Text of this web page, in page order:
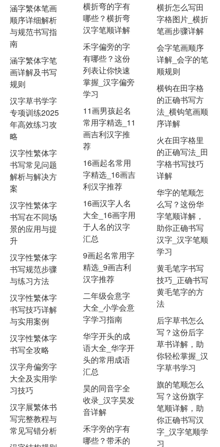
涵字繁体笔画
顺序详细解析
与规范书写指
南
涵字繁体字笔
画详解及书写
规则
汉字草书学字
专项训练2025
年高效练习攻
略
汉字性繁体字
书写常见问题
解析与解决方
案
汉字性繁体字
书写在不同场
景的应用与提
升
汉字性繁体字
书写规范步骤
与练习方法
汉字性繁体字
书写技巧详解
与实用案例
汉字性繁体字
书写全攻略
汉字舟偏旁字
大全及实用学
习技巧
汉字展繁体书
写完整教程与
常见写错分析
横折弯的字有
哪些？横折弯
汉字笔顺详解
禾字偏旁的字
有哪些？这份
列表让你快速
掌握_汉字偏旁
学习
11画男孩起名
常用字精选_11
画吉利汉字推
荐
16画起名常用
字精选_16画吉
利汉字推荐
16画汉字人名
大全_16画字用
于人名的汉字
汇总
9画起名常用字
精选_9画吉利
汉字推荐
二年级会意字
大全_小学会意
字学习指南
华字开头的成
语大全_华字开
头的常用成语
汇总
昊的同音字全
收录_汉字昊发
音详解
禾字旁的字有
哪些？带禾的
横折怎么写田
字格图片_横折
笔画步骤详解
会字笔画顺序
详解_会字的笔
顺规则
横钩在田字格
的正确书写方
法_横钩笔画顺
序详解
火在田字格里
的正确写法_田
字格书写技巧
详解
华字的笔顺怎
么写？这份华
字笔顺详解，
助你正确书写
汉字_汉字笔顺
学习
黄毛笔字书写
技巧_正确书写
黄毛笔字的方
法
后字草书怎么
写？这份后字
草书详解，助
你轻松掌握_汉
字草书学习
旗的笔顺怎么
写？这份旗字
笔顺详解，助
你正确书写汉
字_汉字笔顺学
习